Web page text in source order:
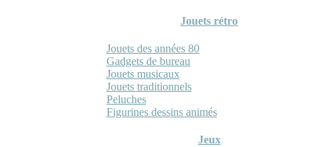
Jouets rétro
Jouets des années 80
Gadgets de bureau
Jouets musicaux
Jouets traditionnels
Peluches
Figurines dessins animés
Jeux